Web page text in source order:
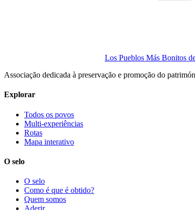
Los Pueblos Más Bonitos
Associação dedicada à preservação e promoção do
Explorar
Todos os povos
Multi-experiências
Rotas
Mapa interativo
O selo
O selo
Como é que é obtido?
Quem somos
Aderir